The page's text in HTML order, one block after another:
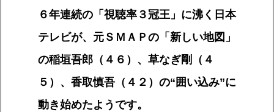
６年連続の「視聴率３冠王」に沸く日本
テレビが、元ＳＭＡＰの「新しい地図」
の稲垣吾郎（４６）、草なぎ剛（４
５）、香取慎吾（４２）の“囲い込み”に
動き始めたようです。